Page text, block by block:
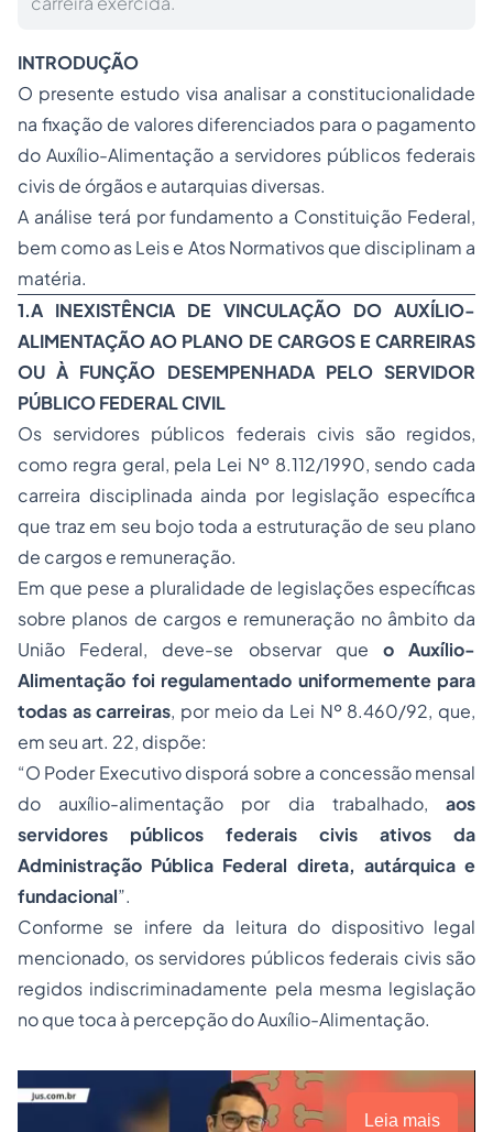
INTRODUÇÃO
O presente estudo visa analisar a constitucionalidade
na fixação de valores diferenciados para o pagamento
do Auxílio-Alimentação a servidores públicos federais
civis de órgãos e autarquias diversas.
A análise terá por fundamento a Constituição Federal,
bem como as Leis e Atos Normativos que disciplinam a
matéria.
1.A INEXISTÊNCIA DE VINCULAÇÃO DO AUXÍLIO-
ALIMENTAÇÃO AO PLANO DE CARGOS E CARREIRAS
OU À FUNÇÃO DESEMPENHADA PELO SERVIDOR
PÚBLICO FEDERAL CIVIL
Os servidores públicos federais civis são regidos,
como regra geral, pela Lei Nº 8.112/1990, sendo cada
carreira disciplinada ainda por legislação específica
que traz em seu bojo toda a estruturação de seu plano
de cargos e remuneração.
Em que pese a pluralidade de legislações específicas
sobre planos de cargos e remuneração no âmbito da
União Federal, deve-se observar que o Auxílio-
Alimentação foi regulamentado uniformemente para
todas as carreiras, por meio da Lei Nº 8.460/92, que,
em seu art. 22, dispõe:
“O Poder Executivo disporá sobre a concessão mensal
do auxílio-alimentação por dia trabalhado, aos
servidores públicos federais civis ativos da
Administração Pública Federal direta, autárquica e
fundacional”.
Conforme se infere da leitura do dispositivo legal
mencionado, os servidores públicos federais civis são
regidos indiscriminadamente pela mesma legislação
no que toca à percepção do Auxílio-Alimentação.
Leia mais